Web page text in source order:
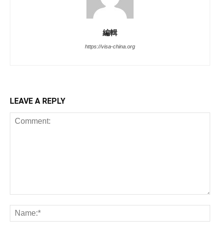
編輯
https://visa-china.org
LEAVE A REPLY